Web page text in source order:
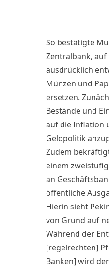
So bestätigte
Zentralbank, auf
ausdrücklich
Münzen und
ersetzen.
Bestände und
auf die Inflation
Geldpolitik
Zudem
einem
an
öffentliche
Hierin sieht
von Grund auf
Während der
[regelrechten]
Banken] wird